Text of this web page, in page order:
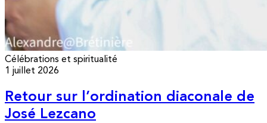
Célébrations et spiritualité
1 juillet 2026
Retour sur l’ordination diaconale de
José Lezcano